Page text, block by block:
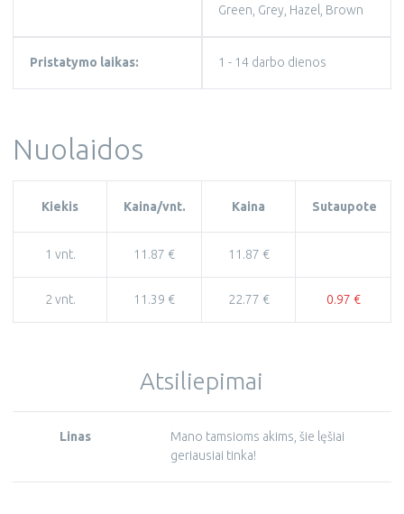
Green, Grey, Hazel, Brown
Pristatymo laikas: 1 - 14 darbo dienos
Nuolaidos
Kiekis Kaina/vnt. Kaina Sutaupote
1 vnt. 11.87 € 11.87 €
2 vnt. 11.39 € 22.77 € 0.97 €
Atsiliepimai
Linas
Mano tamsioms akims, šie lęšiai
geriausiai tinka!